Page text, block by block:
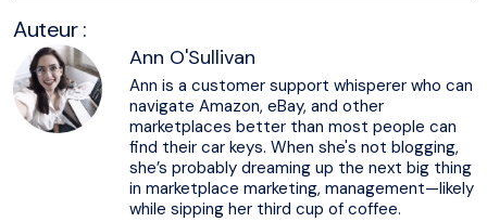
Auteur :
Ann O'Sullivan
Ann is a customer support whisperer who can
navigate Amazon, eBay, and other
marketplaces better than most people can
find their car keys. When she's not blogging,
she’s probably dreaming up the next big thing
in marketplace marketing, management—likely
while sipping her third cup of coffee.